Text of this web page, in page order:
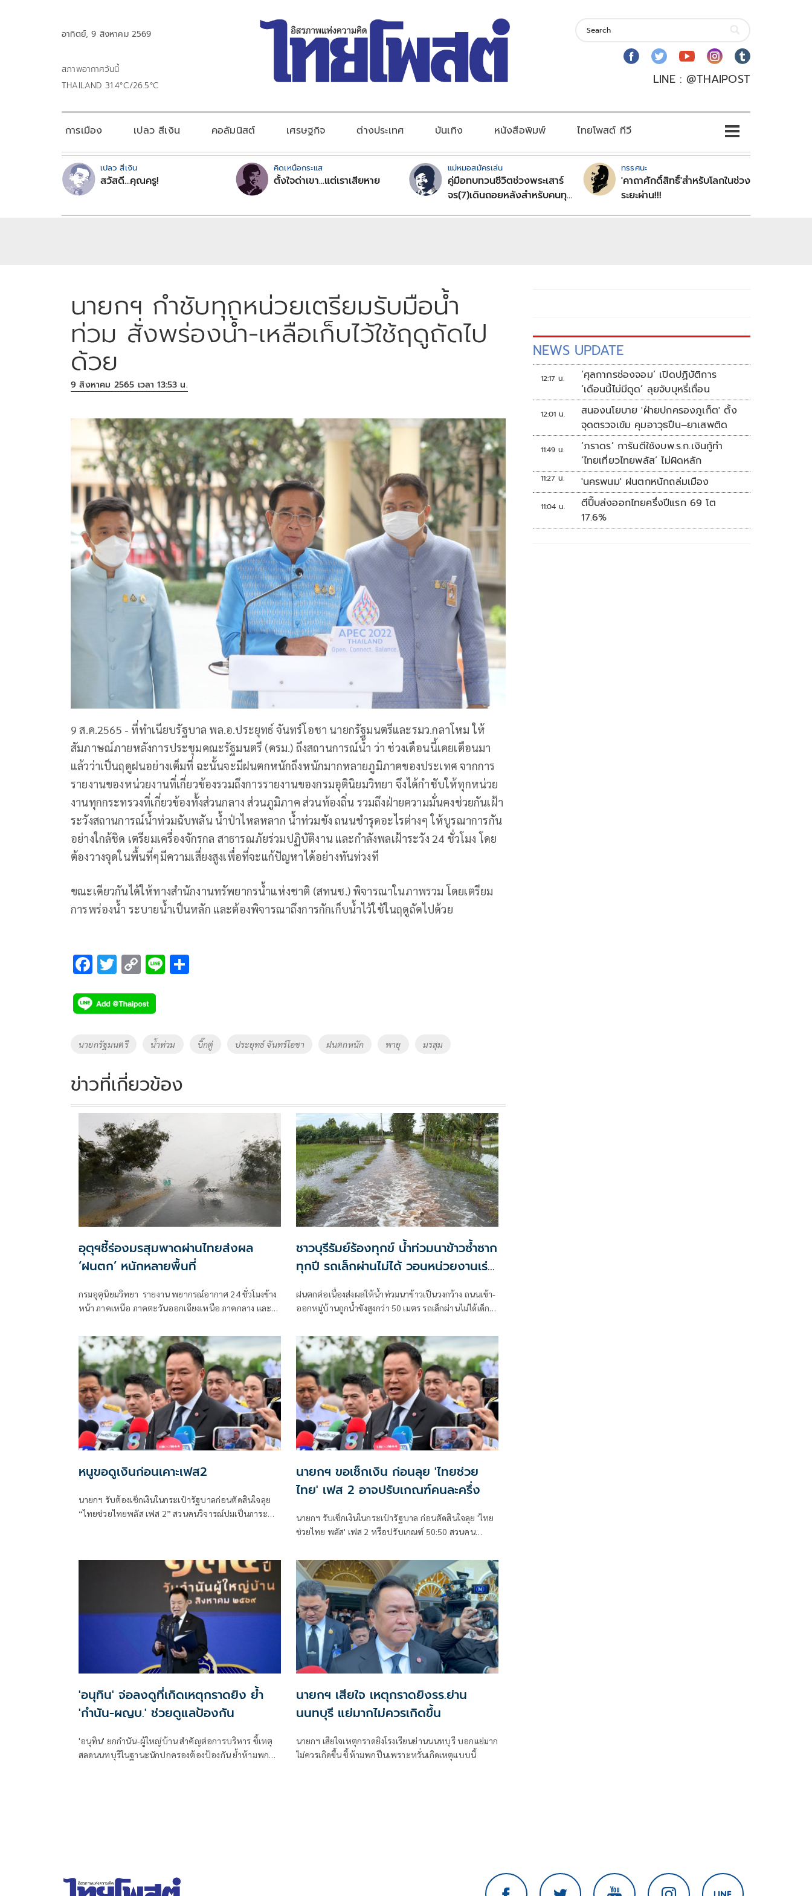
อาทิตย์, 9 สิงหาคม 2569
สภาพอากาศวันนี้
THAILAND 31.4°C/26.5°C
LINE : @THAIPOST
การเมือง เปลว สีเงิน คอลัมนิสต์ เศรษฐกิจ ต่างประเทศ บันเทิง หนังสือพิมพ์ ไทยโพสต์ ทีวี
เปลว สีเงิน
สวัสดี...คุณครู!
คิดเหนือกระแส
ตั้งใจด่าเขา...แต่เราเสียหาย
แม่หมอสมัครเล่น
คู่มือทบทวนชีวิตช่วงพระเสาร์
จร(7)เดินถอยหลังสำหรับคนทุก
ทรรศนะ
'คาถาศักดิ์สิทธิ์'สำหรับโลกในช่วง
ระยะผ่าน!!!
นายกฯ กำชับทุกหน่วยเตรียมรับมือน้ำ
ท่วม สั่งพร่องน้ำ-เหลือเก็บไว้ใช้ฤดูถัดไป
ด้วย
9 สิงหาคม 2565 เวลา 13:53 น.
9 ส.ค.2565 - ที่ทำเนียบรัฐบาล พล.อ.ประยุทธ์ จันทร์โอชา นายกรัฐมนตรีและรมว.กลาโหม ให้
สัมภาษณ์ภายหลังการประชุมคณะรัฐมนตรี (ครม.) ถึงสถานการณ์น้ำ ว่า ช่วงเดือนนี้เคยเตือนมา
แล้วว่าเป็นฤดูฝนอย่างเต็มที่ ฉะนั้นจะมีฝนตกหนักถึงหนักมากหลายภูมิภาคของประเทศ จากการ
รายงานของหน่วยงานที่เกี่ยวข้องรวมถึงการรายงานของกรมอุตินิยมวิทยา จึงได้กำชับให้ทุกหน่วย
งานทุกกระทรวงที่เกี่ยวข้องทั้งส่วนกลาง ส่วนภูมิภาค ส่วนท้องถิ่น รวมถึงฝ่ายความมั่นคงช่วยกันเฝ้า
ระวังสถานการณ์น้ำท่วมฉับพลัน น้ำป่าไหลหลาก น้ำท่วมขัง ถนนชำรุดอะไรต่างๆ ให้บูรณาการกัน
อย่างใกล้ชิด เตรียมเครื่องจักรกล สาธารณภัยร่วมปฏิบัติงาน และกำลังพลเฝ้าระวัง 24 ชั่วโมง โดย
ต้องวางจุดในพื้นที่ๆมีความเสี่ยงสูงเพื่อที่จะแก้ปัญหาได้อย่างทันท่วงที
ขณะเดียวกันได้ให้ทางสำนักงานทรัพยากรน้ำแห่งชาติ (สทนช.) พิจารณาในภาพรวม โดยเตรียม
การพร่องน้ำ ระบายน้ำเป็นหลัก และต้องพิจารณาถึงการกักเก็บน้ำไว้ใช้ในฤดูถัดไปด้วย
F
e
b
o
k
T
tt
er
C
p
y
Li
k
Li
Tags
นายกรัฐมนตรี น้ำท่วม บิ๊กตู่ ประยุทธ์ จันทร์โอชา ฝนตกหนัก พายุ มรสุม
ข่าวที่เกี่ยวข้อง
อุตุฯชี้ร่องมรสุมพาดผ่านไทยส่งผล
‘ฝนตก’ หนักหลายพื้นที่
กรมอุตุนิยมวิทยา รายงาน พยากรณ์อากาศ 24 ชั่วโมงข้าง
หน้า ภาคเหนือ ภาคตะวันออกเฉียงเหนือ ภาคกลาง และ
ชาวบุรีรัมย์ร้องทุกข์ น้ำท่วมนาข้าวซ้ำซาก
ทุกปี รถเล็กผ่านไม่ได้ วอนหน่วยงานเร่ง
ฝนตกต่อเนื่องส่งผลให้น้ำท่วมนาข้าวเป็นวงกว้าง ถนนเข้า-
ออกหมู่บ้านถูกน้ำขังสูงกว่า 50 เมตร รถเล็กผ่านไม่ได้เด็ก
มาหลายปีวอนหน่วยงานที่เกี่ยวข้องแก้ไข ขณะ อบต.เคย
เสนอของบมาวางบล็อกคอนเวิร์สแก้ปัญหาระยะยาว แต่
ถูกโยกไปที่อื่น เตรียมหางบทำถนนให้สูงขึ้นบรรเทาความ
เดือดร้อน
หนูขอดูเงินก่อนเคาะเฟส2
นายกฯ รับต้องเช็กเงินในกระเป๋ารัฐบาลก่อนตัดสินใจลุย
“ไทยช่วยไทยพลัส เฟส 2” สวนคนวิจารณ์ปมเป็นภาระ
นายกฯ ขอเช็กเงิน ก่อนลุย 'ไทยช่วย
ไทย' เฟส 2 อาจปรับเกณฑ์คนละครึ่ง
นายกฯ รับเช็กเงินในกระเป๋ารัฐบาล ก่อนตัดสินใจลุย 'ไทย
ช่วยไทย พลัส' เฟส 2 หรือปรับเกณฑ์ 50:50 สวนคน
ยันสถานะคลังยังแข็งแรง
'อนุทิน' จ่อลงดูที่เกิดเหตุกราดยิง ย้ำ
'กำนัน-ผญบ.' ช่วยดูแลป้องกัน
'อนุทิน' ยกกำนัน-ผู้ใหญ่บ้าน สำคัญต่อการบริหาร ชี้เหตุ
สลดนนทบุรีในฐานะนักปกครองต้องป้องกัน ย้ำห้ามพกปืน
นายกฯ เสียใจ เหตุกราดยิงรร.ย่าน
นนทบุรี แย่มากไม่ควรเกิดขึ้น
นายกฯ เสียใจเหตุกราดยิงโรงเรียนย่านนนทบุรี บอกแย่มาก
ไม่ควรเกิดขึ้น ชี้ห้ามพกปืนเพราะหวั่นเกิดเหตุแบบนี้
NEWS UPDATE
12:17 น.
‘ศุลกากรช่องจอม’ เปิดปฏิบัติการ
‘เดือนนี้ไม่มีดูด’ ลุยจับบุหรี่เถื่อน
12:01 น.
สนองนโยบาย 'ฝ่ายปกครองภูเก็ต' ตั้ง
จุดตรวจเข้ม คุมอาวุธปืน–ยาเสพติด
11:49 น.
‘ภราดร’ การันตีใช้งบพ.ร.ก.เงินกู้ทำ
‘ไทยเที่ยวไทยพลัส’ ไม่ผิดหลัก
11:27 น. 'นครพนม' ฝนตกหนักถล่มเมือง
11:04 น.
ตีปี๊บส่งออกไทยครึ่งปีแรก 69 โต
17.6%